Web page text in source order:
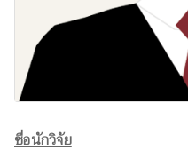
ชื่อนักวิจัย